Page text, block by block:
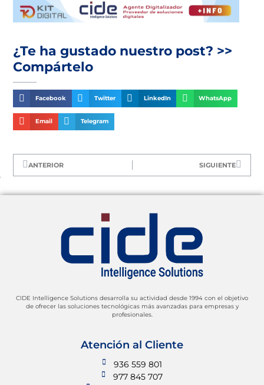
¿Te ha gustado nuestro post? >>
Compártelo
Facebook Twitter LinkedIn WhatsApp
Email Telegram
ANTERIOR SIGUIENTE
CIDE Intelligence Solutions desarrolla su actividad desde 1994 con el objetivo
de ofrecer las soluciones tecnológicas más avanzadas para empresas y
profesionales.
Atención al Cliente
936 559 801
977 845 707